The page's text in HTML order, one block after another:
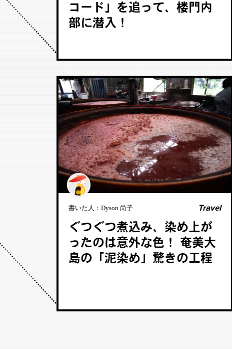
コード」を追って、楼門内
部に潜入！
書いた人： Dyson 尚子 Travel
ぐつぐつ煮込み、染め上が
ったのは意外な色！ 奄美大
島の「泥染め」驚きの工程